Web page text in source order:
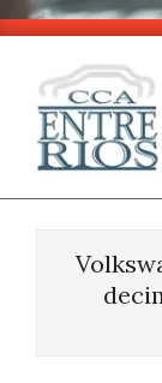
Skip
content
CCA
Entre